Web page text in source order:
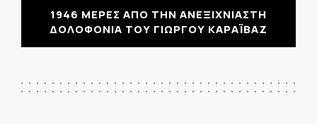
1946 ΜΕΡΕΣ ΑΠΟ ΤΗΝ ΑΝΕΞΙΧΝΙΑΣΤΗ
ΔΟΛΟΦΟΝΙΑ ΤΟΥ ΓΙΩΡΓΟΥ ΚΑΡΑΪΒΑΖ